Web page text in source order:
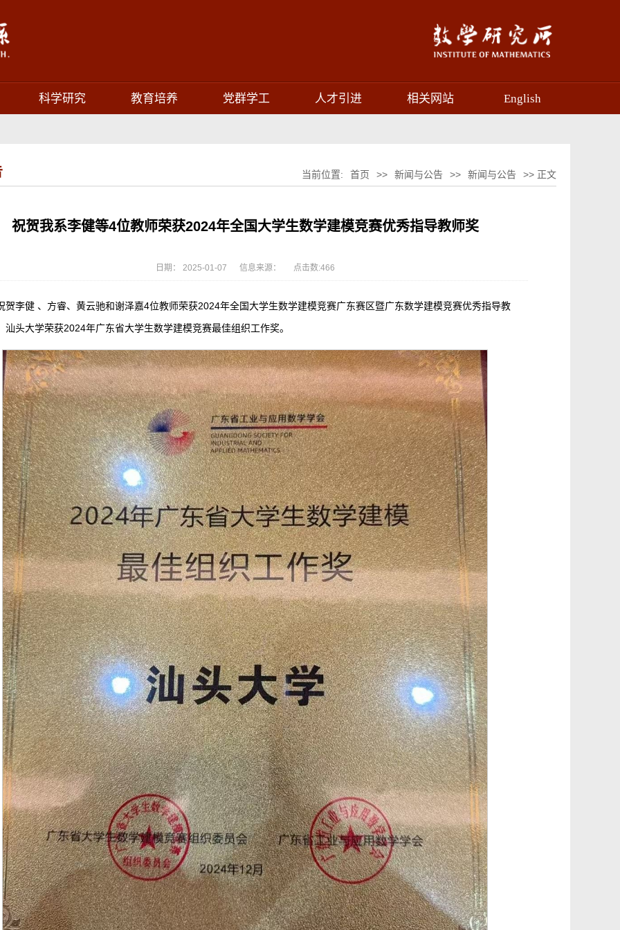
科学研究 教育培养 党群学工 人才引进 相关网站 English
当前位置: 首页 >> 新闻与公告 >> 新闻与公告 >> 正文
祝贺我系李健等4位教师荣获2024年全国大学生数学建模竞赛优秀指导教师奖
日期： 2025-01-07 信息来源： 点击数:466
贺李健 、方睿、黄云驰和谢泽嘉4位教师荣获2024年全国大学生数学建模竞赛广东赛区暨广东数学建模竞赛优秀指导教
汕头大学荣获2024年广东省大学生数学建模竞赛最佳组织工作奖。